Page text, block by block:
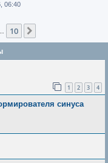
c
h
06:40
10
1 2 3 4
синуса